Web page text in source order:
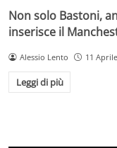
Non solo Bastoni,
inserisce il
Alessio Lento 11
Leggi di più